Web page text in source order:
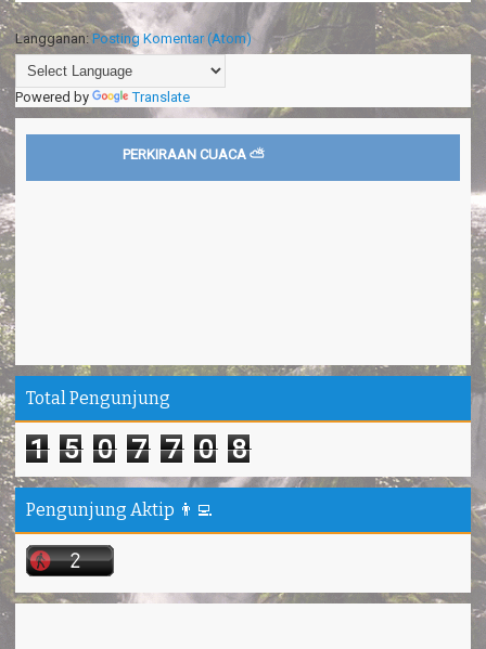
Langganan: Posting Komentar (Atom)
Powered by Translate
PERKIRAAN CUACA ⛅
Total Pengunjung
1 5 0 7 7 0 8
Pengunjung Aktip 👨‍💻